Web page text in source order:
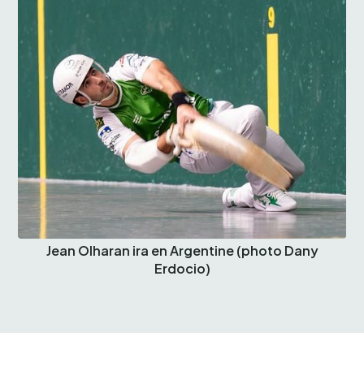
Jean Olharan ira en Argentine (photo Dany
Erdocio)